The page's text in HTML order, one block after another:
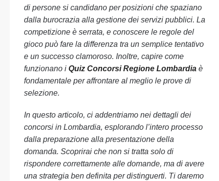
di persone si candidano per posizioni che spaziano
dalla burocrazia alla gestione dei servizi pubblici. La
competizione è serrata, e conoscere le regole del
gioco può fare la differenza tra un semplice tentativo
e un successo clamoroso. Inoltre, capire come
funzionano i Quiz Concorsi Regione Lombardia è
fondamentale per affrontare al meglio le prove di
selezione.
In questo articolo, ci addentriamo nei dettagli dei
concorsi in Lombardia, esplorando l’intero processo
dalla preparazione alla presentazione della
domanda. Scoprirai che non si tratta solo di
rispondere correttamente alle domande, ma di avere
una strategia ben definita per distinguerti. Ti daremo